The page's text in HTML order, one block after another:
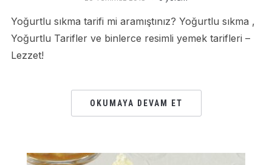
Yoğurtlu sıkma tarifi mi aramıştınız? Yoğurtlu sıkma ,
Yoğurtlu Tarifler ve binlerce resimli yemek tarifleri –
Lezzet!
OKUMAYA DEVAM ET